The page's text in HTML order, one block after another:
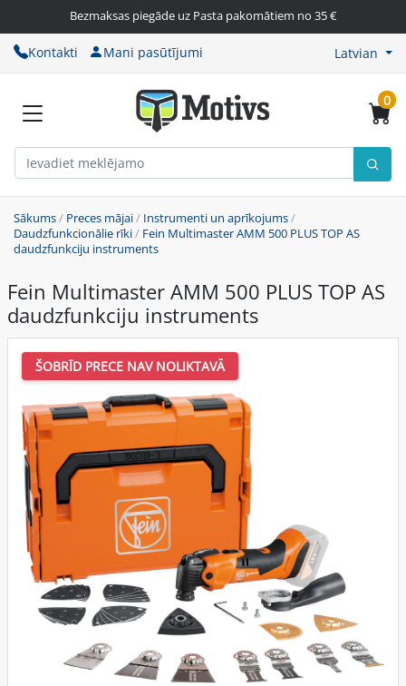
Bezmaksas piegāde uz Pasta pakomātiem no 35 €
Kontakti Mani pasūtījumi Latvian
0
Sākums/ Preces mājai/ Instrumenti un aprīkojums/
Daudzfunkcionālie rīki/ Fein Multimaster AMM 500 PLUS TOP AS
daudzfunkciju instruments
Fein Multimaster AMM 500 PLUS TOP AS
daudzfunkciju instruments
ŠOBRĪD PRECE NAV NOLIKTAVĀ